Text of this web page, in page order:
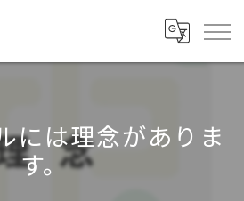
には理念がありま
す。